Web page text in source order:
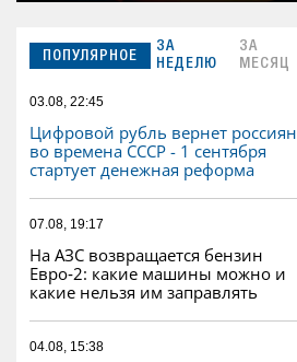
ПОПУЛЯРНОЕ
ЗА
НЕДЕЛЮ
ЗА
МЕСЯЦ
03.08, 22:45
Цифровой рубль вернет россиян
во времена СССР - 1 сентября
стартует денежная реформа
07.08, 19:17
На АЗС возвращается бензин
Евро‑2: какие машины можно и
какие нельзя им заправлять
04.08, 15:38